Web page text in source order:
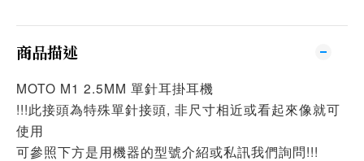
商品描述
MOTO M1 2.5MM 單針耳掛耳機
!!!此接頭為特殊單針接頭, 非尺寸相近或看起來像就可
使用
可參照下方是用機器的型號介紹或私訊我們詢問!!!